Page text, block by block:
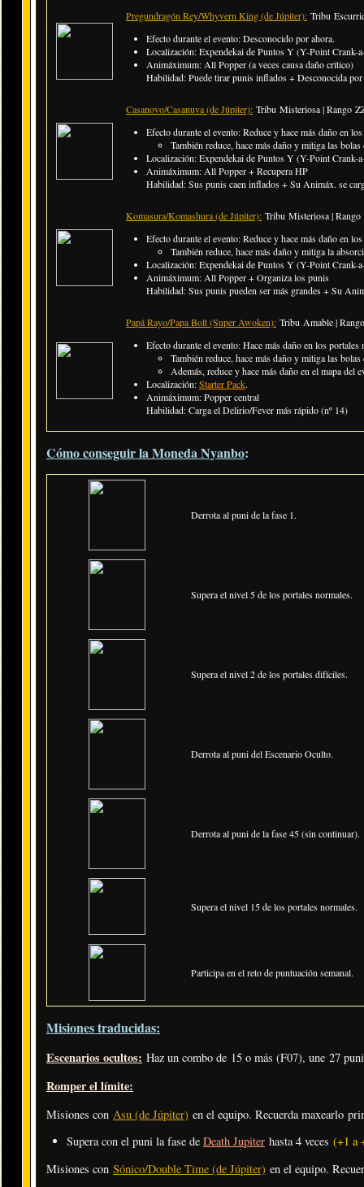
Pregundragón Rey/Whyvern King (de Júpiter): Tribu
Efecto durante el evento: Desconocido por ahora.
Localización: Expendekai de Puntos Y (Y-Point Crank-
Animáximum: All Popper (a veces causa daño crítico)
Habilidad: Puede tirar punis inflados + Desconocida por
Casanovo/Casanuva (de Júpiter): Tribu Misteriosa | Rango
Efecto durante el evento: Reduce y hace más daño en
También reduce, hace más daño y mitiga las
Localización: Expendekai de Puntos Y (Y-Point Crank-
Animáximum: All Popper + Recupera HP
Habilidad: Sus punis caen inflados + Su Animáx. se
Komasura/Komashura (de Júpiter): Tribu Misteriosa | Rango
Efecto durante el evento: Reduce y hace más daño en
También reduce, hace más daño y mitiga la
Localización: Expendekai de Puntos Y (Y-Point Crank-
Animáximum: All Popper + Organiza los punis
Habilidad: Sus punis pueden ser más grandes + Su
Papá Rayo/Papa Bolt (Super Awoken): Tribu Amable |
Efecto durante el evento: Hace más daño en los portales
También reduce, hace más daño y mitiga las
Además, reduce y hace más daño en el mapa del
Localización:Starter Pack.
Animáximum: Popper central
Habilidad: Carga el Delirio/Fever más rápido (nº 14)
Cómo conseguir la Moneda Nyanbo:
Derrota al puni de la fase 1.
Supera el nivel 5 de los portales normales.
Supera el nivel 2 de los portales difíciles.
Derrota al puni del Escenario Oculto.
Derrota al puni de la fase 45 (sin continuar).
Supera el nivel 15 de los portales normales.
Participa en el reto de puntuación semanal.
Misiones traducidas:
Escenarios ocultos: Haz un combo de 15 o más (F07), une 27
Romper el límite:
Misiones con Asu (de Júpiter) en el equipo. Recuerda maxearlo
Supera con el puni la fase de Death Jupiter hasta 4 veces (+1 a
Misiones con Sónico/Double Time (de Júpiter) en el equipo.